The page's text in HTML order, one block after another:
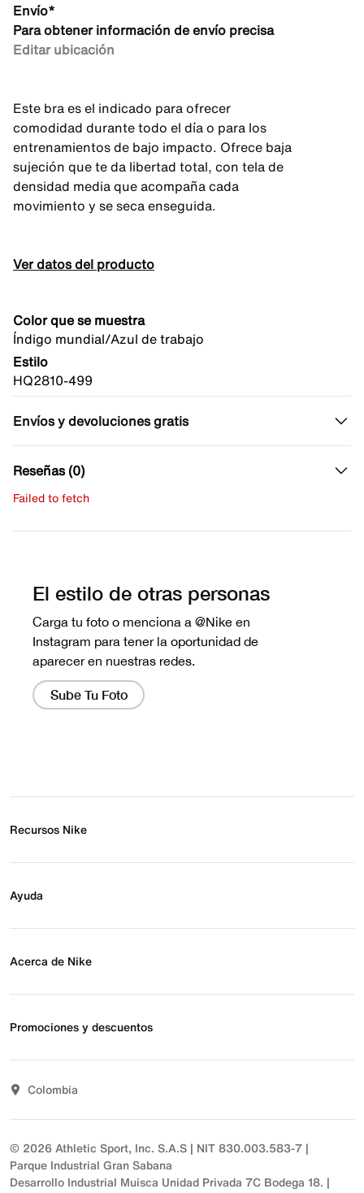
Envío*
Para obtener información de envío precisa
Editar ubicación
Este bra es el indicado para ofrecer
comodidad durante todo el día o para los
entrenamientos de bajo impacto. Ofrece baja
sujeción que te da libertad total, con tela de
densidad media que acompaña cada
movimiento y se seca enseguida.
Ver datos del producto
Color que se muestra
Índigo mundial/Azul de trabajo
Estilo
HQ2810-499
Envíos y devoluciones gratis
Reseñas (0)
Failed to fetch
Recursos Nike
Regístrate para recibir correos
Ayuda
Preguntas frecuentes
Devoluciones
Comunicate con nosotros
Acerca de Nike
Noticias
Sostenibilidad
Promociones y descuentos
T&C actividades comerciales
Colombia
© 2026 Athletic Sport, Inc. S.A.S | NIT 830.003.583-7 |
Parque Industrial Gran Sabana
Desarrollo Industrial Muisca Unidad Privada 7C Bodega 18. |